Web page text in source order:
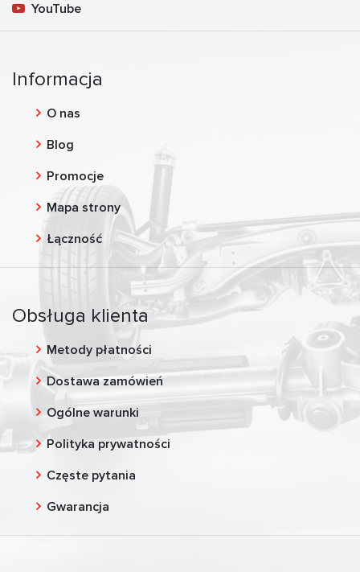
YouTube
Informacja
O nas
Blog
Promocje
Mapa strony
Łączność
Obsługa klienta
Metody płatności
Dostawa zamówień
Ogólne warunki
Polityka prywatności
Częste pytania
Gwarancja